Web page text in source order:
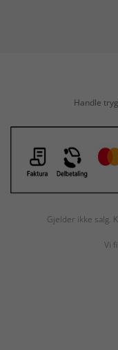
Handle
Gjelder ikke salg.
Vi